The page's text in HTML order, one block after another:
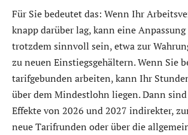
Für Sie bedeutet das: Wenn Ihr
knapp darüber lag, kann eine
trotzdem sinnvoll sein, etwa zur
zu neuen Einstiegsgehältern. Wenn Sie
tarifgebunden arbeiten, kann Ihr
über dem Mindestlohn liegen. Dann
Effekte von 2026 und 2027 indirekter,
neue Tarifrunden oder über die